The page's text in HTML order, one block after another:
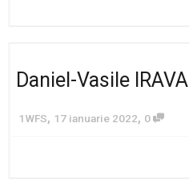
Daniel-Vasile IRAVA
1WFS, 17 ianuarie 2022, 0